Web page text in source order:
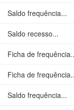
Saldo frequência...
Saldo recesso...
Ficha de
Ficha de
Saldo frequência...